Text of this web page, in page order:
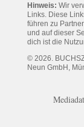
Hinweis: Wir
Links. Diese
führen zu
und auf dieser
dich ist die
© 2026.
Neun GmbH,